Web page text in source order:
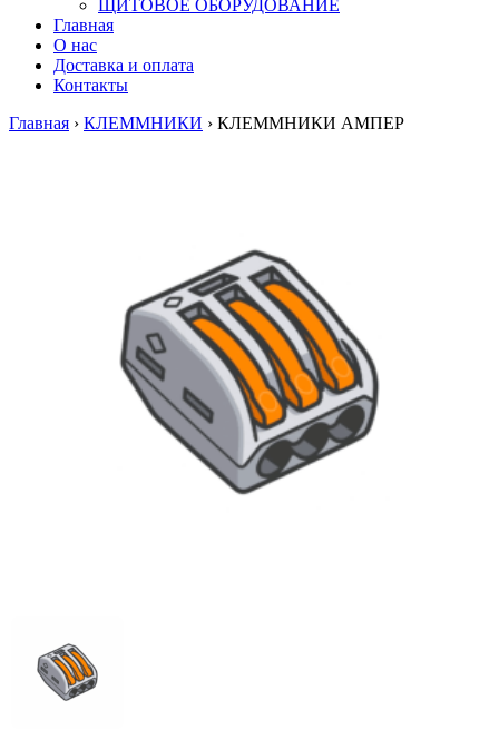
ЩИТОВОЕ ОБОРУДОВАНИЕ
Главная
О нас
Доставка и оплата
Контакты
Главная › КЛЕММНИКИ › КЛЕММНИКИ АМПЕР